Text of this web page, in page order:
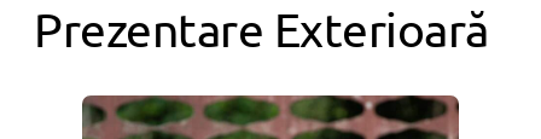
Prezentare Exterioară